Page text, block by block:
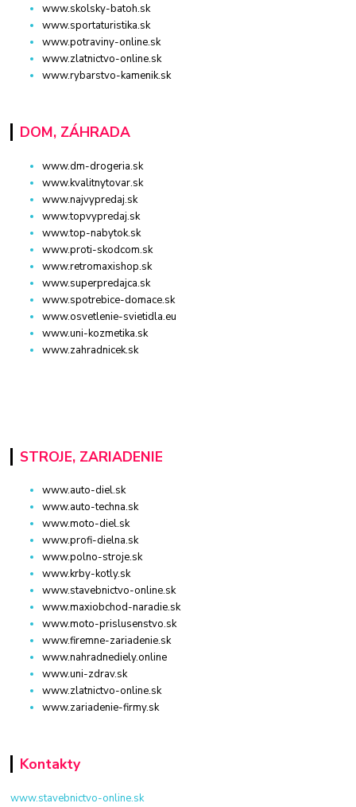
www.skolsky-batoh.sk
www.sportaturistika.sk
www.potraviny-online.sk
www.zlatnictvo-online.sk
www.rybarstvo-kamenik.sk
DOM, ZÁHRADA
www.dm-drogeria.sk
www.kvalitnytovar.sk
www.najvypredaj.sk
www.topvypredaj.sk
www.top-nabytok.sk
www.proti-skodcom.sk
www.retromaxishop.sk
www.superpredajca.sk
www.spotrebice-domace.sk
www.osvetlenie-svietidla.eu
www.uni-kozmetika.sk
www.zahradnicek.sk
STROJE, ZARIADENIE
www.auto-diel.sk
www.auto-techna.sk
www.moto-diel.sk
www.profi-dielna.sk
www.polno-stroje.sk
www.krby-kotly.sk
www.stavebnictvo-online.sk
www.maxiobchod-naradie.sk
www.moto-prislusenstvo.sk
www.firemne-zariadenie.sk
www.nahradnediely.online
www.uni-zdrav.sk
www.zlatnictvo-online.sk
www.zariadenie-firmy.sk
Kontakty
www.stavebnictvo-online.sk